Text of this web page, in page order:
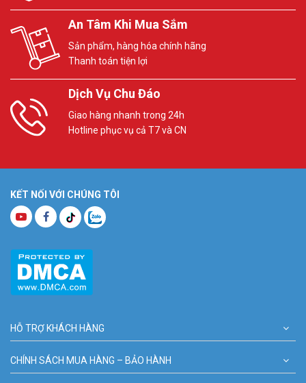
An Tâm Khi Mua Sắm
Sản phẩm, hàng hóa chính hãng
Thanh toán tiện lợi
Dịch Vụ Chu Đáo
Giao hàng nhanh trong 24h
Hotline phục vụ cả T7 và CN
KẾT NỐI VỚI CHÚNG TÔI
HỖ TRỢ KHÁCH HÀNG
CHÍNH SÁCH MUA HÀNG – BẢO HÀNH